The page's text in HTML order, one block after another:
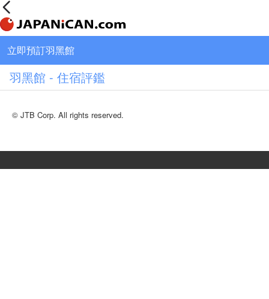
立即預訂羽黑館
羽黑館 - 住宿評鑑
© JTB Corp. All rights reserved.